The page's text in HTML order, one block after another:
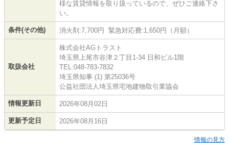
様な賃貸情報を取り扱っているので、ぜひご連絡下さ
い。
条件(その他) 消火剤:7,700円 緊急対応費:1,650円（月額）
取扱会社
株式会社AGトラスト
埼玉県上尾市谷津２丁目1-34 日和ビル1階
TEL:048-783-7832
埼玉県知事 (1) 第25036号
公益社団法人埼玉県宅地建物取引業協会
情報更新日 2026年08月02日
更新予定日 2026年08月16日
情報の見方